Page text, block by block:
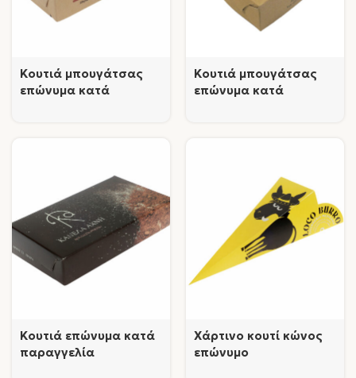
Κουτιά μπουγάτσας
επώνυμα κατά
Κουτιά μπουγάτσας
επώνυμα κατά
Κουτιά επώνυμα κατά
παραγγελία
Χάρτινο κουτί κώνος
επώνυμο